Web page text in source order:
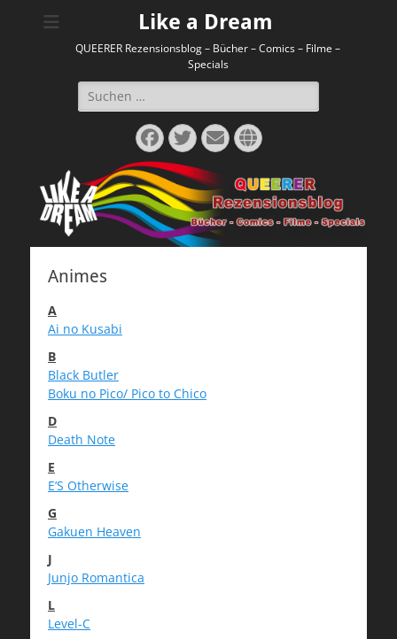
Like a Dream
QUEERER Rezensionsblog – Bücher – Comics – Filme –
Specials
Suchen
nach:
Facebook
Twitter
E-
Mail
Website
Animes
A
Ai no Kusabi
B
Black Butler
Boku no Pico/ Pico to Chico
D
Death Note
E
E’S Otherwise
G
Gakuen Heaven
J
Junjo Romantica
L
Level-C